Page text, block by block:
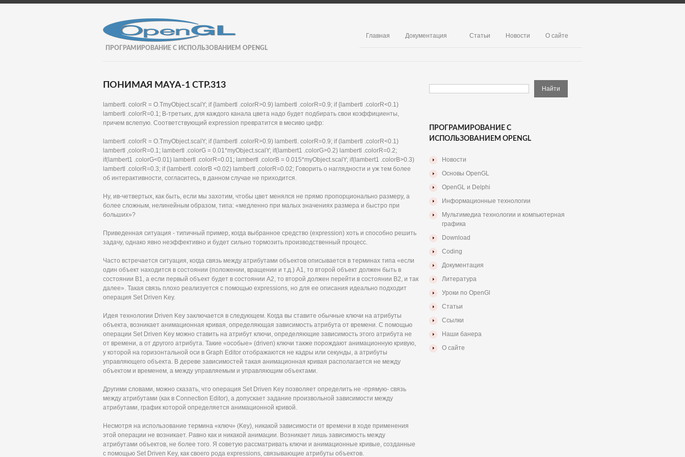
ПРОГРАМИРОВАНИЕ С ИСПОЛЬЗОВАНИЕМ OPENGL
Главная Документация Статьи Новости О сайте
ПОНИМАЯ MAYA-1 СТР.313
lambertl. colorR = O.TmyObject.scalY; if {lambertl .colorR>0.9) lambertl .colorR=0.9; if {lambertl .colorR<0.1)
lambertl .colorR=0.1; В-третьих, для каждого канала цвета надо будет подбирать свои коэффициенты,
причем вслепую. Соответствующий expression превратится в месиво цифр:
lambertl .colorR = O.TmyObject.scalY; if (lambertl .colorR>0.9) lambertl. colorR=0.9; if (lambertl .colorR<0.1)
lambertl ,colorR=0.1; lambertl .colorG = 0.01*myObject.scalY; if(lambert1 .colorG>0.2) lambertl .colorR=0.2;
if(lambert1 .colorG<0.01) lambertl .colorR=0.01; lambertl .colorB = 0.015*myObject.scalY; if(lambert1 .colorB>0.3)
lambertl .colorR=0.3; if (lambertl. colorB <0.02) lambertl ,colorR=0.02; Говорить о наглядности и уж тем более
об интерактивности, согласитесь, в данном случае не приходится.
Ну, ив-четвертых, как быть, если мы захотим, чтобы цвет менялся не прямо пропорционально размеру, а
более сложным, нелинейным образом, типа: «медленно при малых значениях размера и быстро при
больших»?
Приведенная ситуация - типичный пример, когда выбранное средство (expression) хоть и способно решить
задачу, однако явно неэффективно и будет сильно тормозить производственный процесс.
Часто встречается ситуация, когда связь между атрибутами объектов описывается в терминах типа «если
один объект находится в состоянии (положении, вращении и т.д.) А1, то второй объект должен быть в
состоянии В1, а если первый объект будет в состоянии А2, то второй должен перейти в состоянии В2, и так
далее». Такая связь плохо реализуется с помощью expressions, но для ее описания идеально подходит
операция Set Driven Key.
Идея технологии Driven Key заключается в следующем. Когда вы ставите обычные ключи на атрибуты
объекта, возникает анимационная кривая, определяющая зависимость атрибута от времени. С помощью
операции Set Driven Key можно ставить на атрибут ключи, определяющие зависимость этого атрибута не
от времени, а от другого атрибута. Такие «особые» (driven) ключи также порождают анимационную кривую,
у которой на горизонтальной оси в Graph Editor отображаются не кадры или секунды, а атрибуты
управляющего объекта. В дереве зависимостей такая анимационная кривая располагается не между
объектом и временем, а между управляемым и управляющим объектами.
Другими словами, можно сказать, что операция Set Driven Key позволяет определить не -прямую- связь
между атрибутами (как в Connection Editor), а допускает задание произвольной зависимости между
атрибутами, график которой определяется анимационной кривой.
Несмотря на использование термина «ключ» (Key), никакой зависимости от времени в ходе применения
этой операции не возникает. Равно как и никакой анимации. Возникает лишь зависимость между
атрибутами объектов, не более того. Я советую рассматривать ключи и анимационные кривые, созданные
с помощью Set Driven Key, как своего рода expressions, связывающие атрибуты объектов.
ПРОГРАМИРОВАНИЕ С
ИСПОЛЬЗОВАНИЕМ OPENGL
Новости
Основы OpenGL
OpenGL и Delphi
Информационные технологии
Мультимедиа технологии и компьютерная
графика
Download
Coding
Документация
Литература
Уроки по OpenGl
Статьи
Ссылки
Наши банера
О сайте